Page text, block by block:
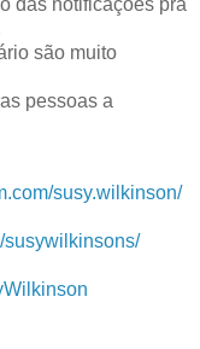
são muito
pessoas a
susy.wilkinson/
susywilkinsons/